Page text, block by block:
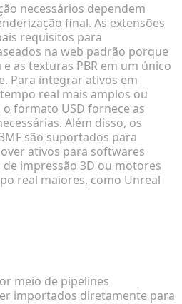
necessários dependem
final. As extensões
requisitos para
na web padrão porque
as texturas PBR em um único
Para integrar ativos em
real mais amplos ou
formato USD fornece as
Além disso, os
3MF são suportados para
ativos para softwares
impressão 3D ou motores
real maiores, como Unreal
meio de pipelines
importados diretamente para